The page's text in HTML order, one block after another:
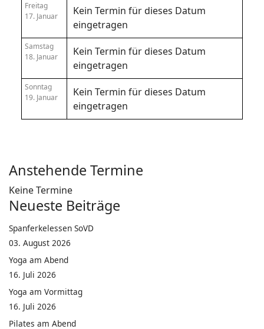
Freitag
17. Januar
Kein Termin für dieses Datum
eingetragen
Samstag
18. Januar
Kein Termin für dieses Datum
eingetragen
Sonntag
19. Januar
Kein Termin für dieses Datum
eingetragen
Anstehende Termine
Keine Termine
Neueste Beiträge
Spanferkelessen SoVD
03. August 2026
Yoga am Abend
16. Juli 2026
Yoga am Vormittag
16. Juli 2026
Pilates am Abend